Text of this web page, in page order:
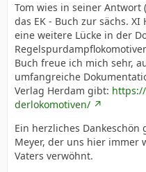
Tom wies in seiner
das EK - Buch zur sächs.
eine weitere Lücke in der
Buch freue ich mich sehr,
umfangreiche
Verlag Herdam gibt:
derlokomotiven/
Ein herzliches
Meyer, der uns hier immer
Vaters verwöhnt.